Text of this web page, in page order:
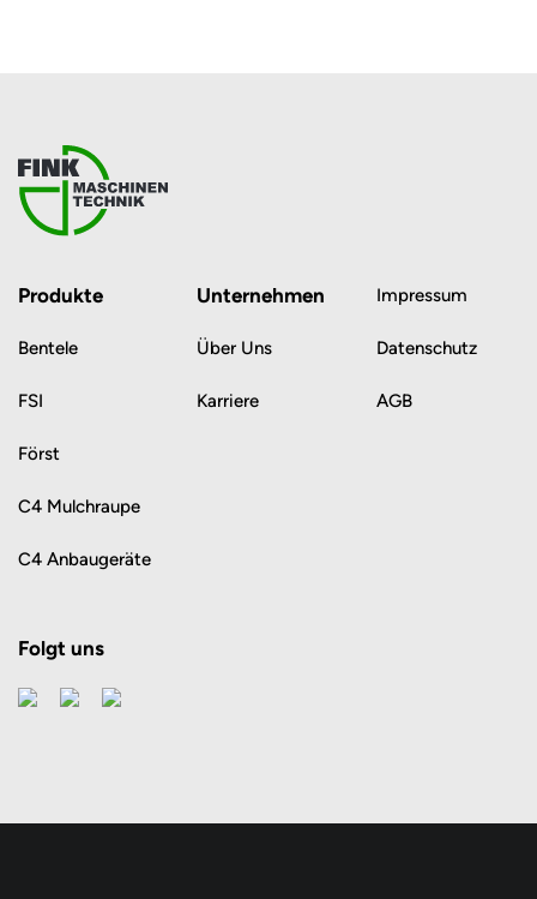
Produkte
Bentele
FSI
Först
C4 Mulchraupe
C4 Anbaugeräte
Unternehmen
Über Uns
Karriere
Impressum
Datenschutz
AGB
Folgt uns